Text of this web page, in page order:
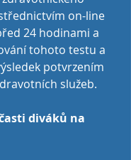
on-line
24 hodinami a
tohoto testu a
potvrzením
služeb.
diváků na